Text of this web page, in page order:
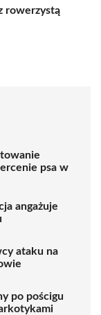
rowerzystą
psa w
angażuje
ataku na
po pościgu